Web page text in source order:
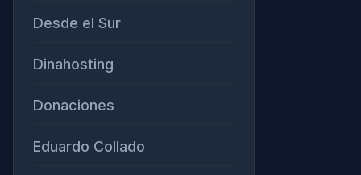
Desde el Sur
Dinahosting
Donaciones
Eduardo Collado